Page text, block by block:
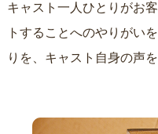
キャスト一人ひとりがお
トすることへのやりがい
りを、キャスト自身の声